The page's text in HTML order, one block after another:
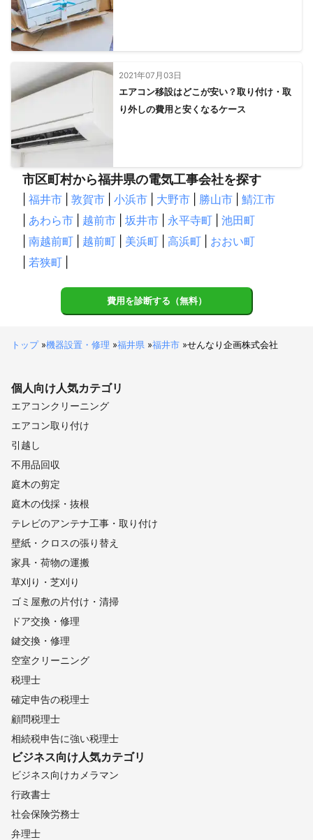
2021年07月03日
エアコン移設はどこが安い？取り付け・取
り外しの費用と安くなるケース
市区町村から福井県の電気工事会社を探す
福井市 敦賀市 小浜市 大野市 勝山市
鯖江市
あわら市 越前市 坂井市 永平寺町
池田町
南越前町 越前町 美浜町 高浜町
おおい町
若狭町
費用を診断する（無料）
トップ»機器設置・修理 »福井県 »福井市 »せんなり企画株式会社
個人向け人気カテゴリ
エアコンクリーニング
エアコン取り付け
引越し
不用品回収
庭木の剪定
庭木の伐採・抜根
テレビのアンテナ工事・取り付け
壁紙・クロスの張り替え
家具・荷物の運搬
草刈り・芝刈り
ゴミ屋敷の片付け・清掃
ドア交換・修理
鍵交換・修理
空室クリーニング
税理士
確定申告の税理士
顧問税理士
相続税申告に強い税理士
ビジネス向け人気カテゴリ
ビジネス向けカメラマン
行政書士
社会保険労務士
弁理士